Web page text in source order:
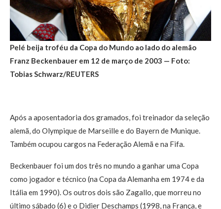
Pelé beija troféu da Copa do Mundo ao lado do alemão
Franz Beckenbauer em 12 de março de 2003 — Foto:
Tobias Schwarz/REUTERS
Após a aposentadoria dos gramados, foi treinador da seleção
alemã, do Olympique de Marseille e do Bayern de Munique.
Também ocupou cargos na Federação Alemã e na Fifa.
Beckenbauer foi um dos três no mundo a ganhar uma Copa
como jogador e técnico (na Copa da Alemanha em 1974 e da
Itália em 1990). Os outros dois são Zagallo, que morreu no
último sábado (6) e o Didier Deschamps (1998, na França, e